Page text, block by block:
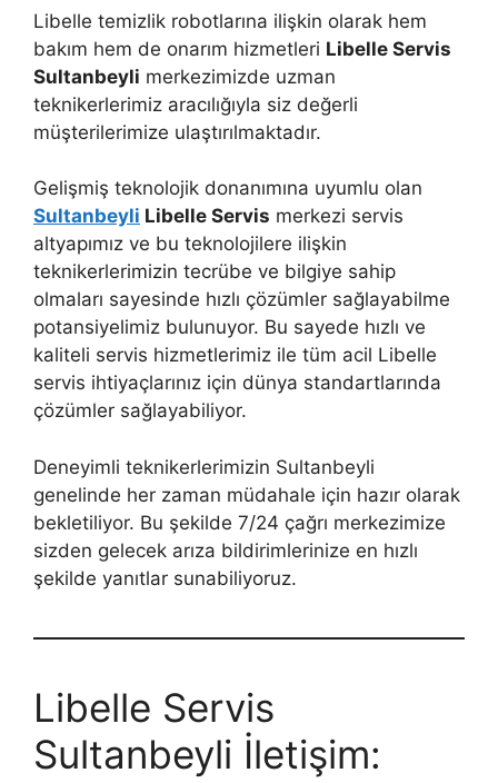
Libelle temizlik robotlarına ilişkin olarak hem
bakım hem de onarım hizmetleri Libelle Servis
Sultanbeyli merkezimizde uzman
teknikerlerimiz aracılığıyla siz değerli
müşterilerimize ulaştırılmaktadır.
Gelişmiş teknolojik donanımına uyumlu olan
Sultanbeyli Libelle Servis merkezi servis
altyapımız ve bu teknolojilere ilişkin
teknikerlerimizin tecrübe ve bilgiye sahip
olmaları sayesinde hızlı çözümler sağlayabilme
potansiyelimiz bulunuyor. Bu sayede hızlı ve
kaliteli servis hizmetlerimiz ile tüm acil Libelle
servis ihtiyaçlarınız için dünya standartlarında
çözümler sağlayabiliyor.
Deneyimli teknikerlerimizin Sultanbeyli
genelinde her zaman müdahale için hazır olarak
bekletiliyor. Bu şekilde 7/24 çağrı merkezimize
sizden gelecek arıza bildirimlerinize en hızlı
şekilde yanıtlar sunabiliyoruz.
Libelle Servis
Sultanbeyli İletişim: